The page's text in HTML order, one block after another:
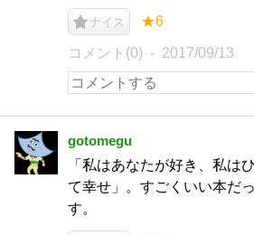
ナイス ★6
コメント(0) 2017/09/13
gotomegu
「私はあなたが好き、私は
て幸せ」。すごくいい本だ
す。